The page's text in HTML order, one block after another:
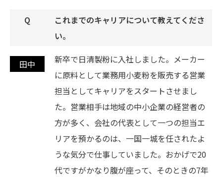
これまでのキャリアについて教えてくださ
い。
新卒で日清製粉に入社しました。メーカー
に原料として業務用小麦粉を販売する営業
担当としてキャリアをスタートさせまし
た。営業相手は地域の中小企業の経営者の
方が多く、会社の代表として一つの担当エ
リアを預かるのは、一国一城を任されたよ
うな気分で仕事していました。おかげで20
代ですがかなり腹が座って、そのときの7年